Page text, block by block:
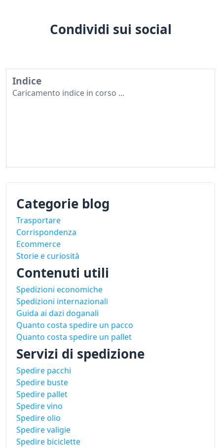
Condividi sui social
Indice
Caricamento indice in corso ...
Categorie blog
Trasportare
Corrispondenza
Ecommerce
Storie e curiosità
Contenuti utili
Spedizioni economiche
Spedizioni internazionali
Guida ai dazi doganali
Quanto costa spedire un pacco
Quanto costa spedire un pallet
Servizi di spedizione
Spedire pacchi
Spedire buste
Spedire pallet
Spedire vino
Spedire olio
Spedire valigie
Spedire biciclette